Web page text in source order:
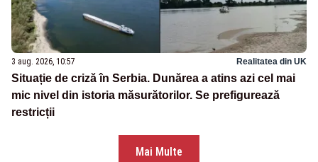
3 aug. 2026, 10:57 Realitatea din UK
Situație de criză în Serbia. Dunărea a atins azi cel mai
mic nivel din istoria măsurătorilor. Se prefigurează
restricții
Mai Multe